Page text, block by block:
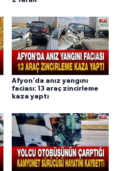
Afyon’da anız yangını
faciası: 13 araç zincirleme
kaza yaptı